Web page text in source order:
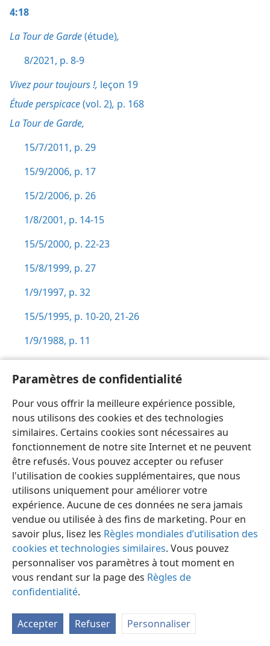
Paramètres de confidentialité
Pour vous offrir la meilleure expérience possible,
nous utilisons des cookies et des technologies
similaires. Certains cookies sont nécessaires au
fonctionnement de notre site Internet et ne peuvent
être refusés. Vous pouvez accepter ou refuser
l'utilisation de cookies supplémentaires, que nous
utilisons uniquement pour améliorer votre
expérience. Aucune de ces données ne sera jamais
vendue ou utilisée à des fins de marketing. Pour en
savoir plus, lisez les Règles mondiales d’utilisation des
cookies et technologies similaires. Vous pouvez
personnaliser vos paramètres à tout moment en
vous rendant sur la page des Règles de
confidentialité.
Accepter Refuser Personnaliser
4:18
La Tour de Garde(étude),
8/2021, p. 8-9
Vivez pour toujours !, leçon 19
Étude perspicace(vol. 2), p. 168
La Tour de Garde,
15/7/2011, p. 29
15/9/2006, p. 17
15/2/2006, p. 26
1/8/2001, p. 14-15
15/5/2000, p. 22-23
15/8/1999, p. 27
1/9/1997, p. 32
15/5/1995, p. 10-20, 21-26
1/9/1988, p. 11
Prédicateurs,p. 121-122,146-148,708-709
4:19
La Tour de Garde,
15/5/2000, p. 23
1/9/1997, p. 32
4:23
Cahier Vie et ministère,
3/2023, p. 7
1/2019, p. 14-19